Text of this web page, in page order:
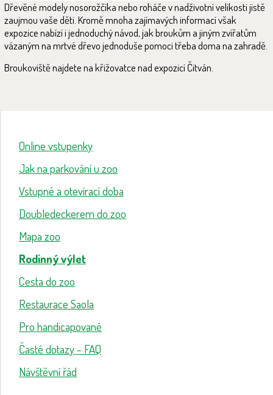
Dřevěné modely nosorožčíka nebo roháče v nadživotní velikosti jistě
zaujmou vaše děti. Kromě mnoha zajímavých informací však
expozice nabízí i jednoduchý návod, jak broukům a jiným zvířatům
vázaným na mrtvé dřevo jednoduše pomoci třeba doma na zahradě.
Broukoviště najdete na křižovatce nad expozicí Čitván.
Online vstupenky
Jak na parkování u zoo
Vstupné a otevírací doba
Doubledeckerem do zoo
Mapa zoo
Rodinný výlet
Cesta do zoo
Restaurace Saola
Pro handicapované
Časté dotazy - FAQ
Návštěvní řád